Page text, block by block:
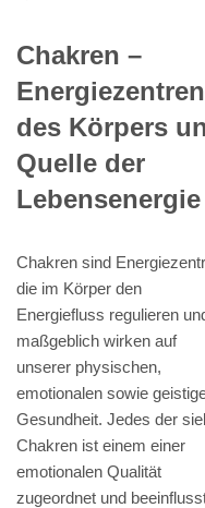
Chakren –
Energiezentren
des Körpers
Quelle der
Lebensenergie
Chakren sind
die im Körper den
Energiefluss regulieren
maßgeblich wirken auf
unserer physischen,
emotionalen sowie
Gesundheit. Jedes der
Chakren ist einem einer
emotionalen Qualität
zugeordnet und